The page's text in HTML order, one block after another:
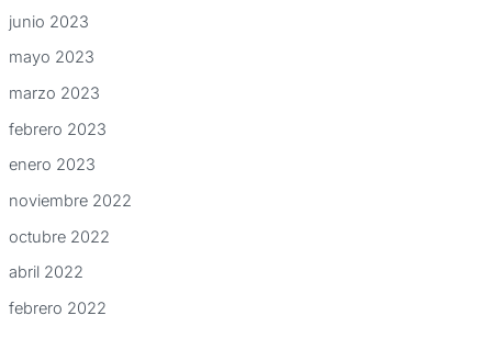
junio 2023
mayo 2023
marzo 2023
febrero 2023
enero 2023
noviembre 2022
octubre 2022
abril 2022
febrero 2022